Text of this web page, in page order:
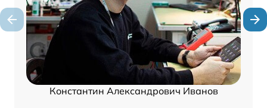
Константин Александрович Иванов